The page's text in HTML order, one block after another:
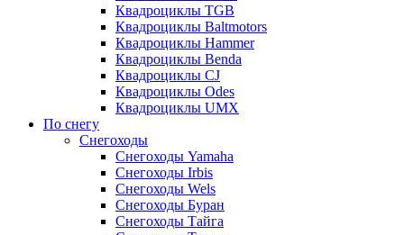
Квадроциклы TGB
Квадроциклы Baltmotors
Квадроциклы Hammer
Квадроциклы Benda
Квадроциклы CJ
Квадроциклы Odes
Квадроциклы UMX
По снегу
Снегоходы
Снегоходы Yamaha
Снегоходы Irbis
Снегоходы Wels
Снегоходы Буран
Снегоходы Тайга